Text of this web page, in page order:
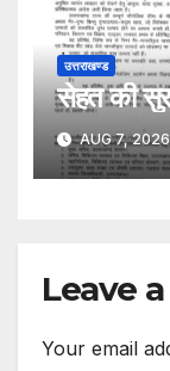
उत्तराखण्ड
सेहत की
AUG 7,
Leave
Your email